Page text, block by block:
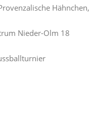
Hähnchen,
Nieder-Olm 18